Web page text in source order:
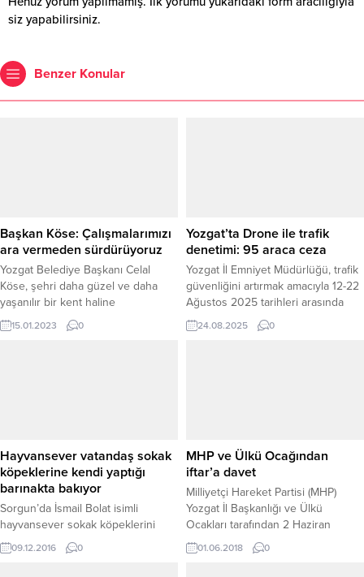
siz yapabilirsiniz.
Benzer Konular
Başkan Köse: Çalışmalarımızı
ara vermeden sürdürüyoruz
Yozgat Belediye Başkanı Celal
Köse, şehri daha güzel ve daha
yaşanılır bir kent haline
dönüştürmek için çalışmaları
aralıksız sürdürdüklerini söyledi.
15.01.2023 0
Yozgat’ta Drone ile trafik
denetimi: 95 araca ceza
Yozgat İl Emniyet Müdürlüğü, trafik
güvenliğini artırmak amacıyla 12-22
Ağustos 2025 tarihleri arasında
drone destekli denetimler
gerçekleştirdi. KAVŞAKLARDA SIKI
gibi kural ihlalleri mercek...
24.08.2025 0
Hayvansever vatandaş sokak
köpeklerine kendi yaptığı
barınakta bakıyor
Sorgun’da İsmail Bolat isimli
hayvansever sokak köpeklerini
toplayarak kendi yaptığı barınakta
besliyor. Kendini sokak
09.12.2016 0
MHP ve Ülkü Ocağından
iftar’a davet
Milliyetçi Hareket Partisi (MHP)
Yozgat İl Başkanlığı ve Ülkü
Ocakları tarafından 2 Haziran
Cumartesi günü Cumhuriyet
Meydanında iftar yemeği
01.06.2018 0